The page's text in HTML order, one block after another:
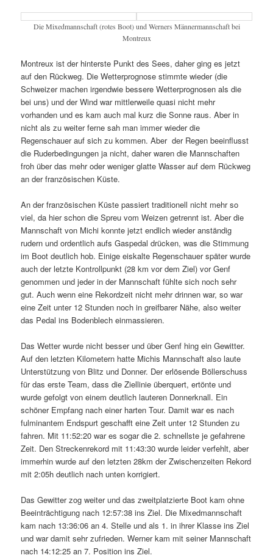
Die Mixedmannschaft (rotes Boot) und Werners Männermannschaft bei
Montreux
Montreux ist der hinterste Punkt des Sees, daher ging es jetzt
auf den Rückweg. Die Wetterprognose stimmte wieder (die
Schweizer machen irgendwie bessere Wetterprognosen als die
bei uns) und der Wind war mittlerweile quasi nicht mehr
vorhanden und es kam auch mal kurz die Sonne raus. Aber in
nicht als zu weiter ferne sah man immer wieder die
Regenschauer auf sich zu kommen. Aber der Regen beeinflusst
die Ruderbedingungen ja nicht, daher waren die Mannschaften
froh über das mehr oder weniger glatte Wasser auf dem Rückweg
an der französischen Küste.
An der französischen Küste passiert traditionell nicht mehr so
viel, da hier schon die Spreu vom Weizen getrennt ist. Aber die
Mannschaft von Michi konnte jetzt endlich wieder anständig
rudern und ordentlich aufs Gaspedal drücken, was die Stimmung
im Boot deutlich hob. Einige eiskalte Regenschauer später wurde
auch der letzte Kontrollpunkt (28 km vor dem Ziel) vor Genf
genommen und jeder in der Mannschaft fühlte sich noch sehr
gut. Auch wenn eine Rekordzeit nicht mehr drinnen war, so war
eine Zeit unter 12 Stunden noch in greifbarer Nähe, also weiter
das Pedal ins Bodenblech einmassieren.
Das Wetter wurde nicht besser und über Genf hing ein Gewitter.
Auf den letzten Kilometern hatte Michis Mannschaft also laute
Unterstützung von Blitz und Donner. Der erlösende Böllerschuss
für das erste Team, dass die Ziellinie überquert, ertönte und
wurde gefolgt von einem deutlich lauteren Donnerknall. Ein
schöner Empfang nach einer harten Tour. Damit war es nach
fulminantem Endspurt geschafft eine Zeit unter 12 Stunden zu
fahren. Mit 11:52:20 war es sogar die 2. schnellste je gefahrene
Zeit. Den Streckenrekord mit 11:43:30 wurde leider verfehlt, aber
immerhin wurde auf den letzten 28km der Zwischenzeiten Rekord
mit 2:05h deutlich nach unten korrigiert.
Das Gewitter zog weiter und das zweitplatzierte Boot kam ohne
Beeinträchtigung nach 12:57:38 ins Ziel. Die Mixedmannschaft
kam nach 13:36:06 an 4. Stelle und als 1. in ihrer Klasse ins Ziel
und war damit sehr zufrieden. Werner kam mit seiner Mannschaft
nach 14:12:25 an 7. Position ins Ziel.